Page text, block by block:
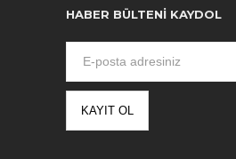
HABER BÜLTENI KAYDOL